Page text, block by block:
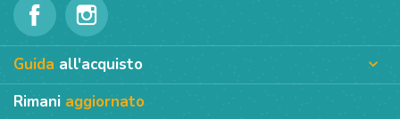
Guida all'acquisto 
Rimani aggiornato